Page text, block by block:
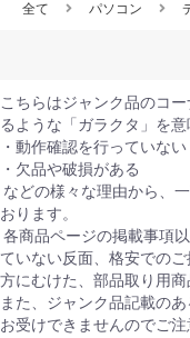
全て パソコン
こちらはジャンク品のコ
るような「ガラクタ」を意
・動作確認を行っていない
・欠品や破損がある
などの様々な理由から、
おります。
各商品ページの掲載事項
ていない反面、格安での
方にむけた、部品取り用商
また、ジャンク品記載の
お受けできませんのでご注